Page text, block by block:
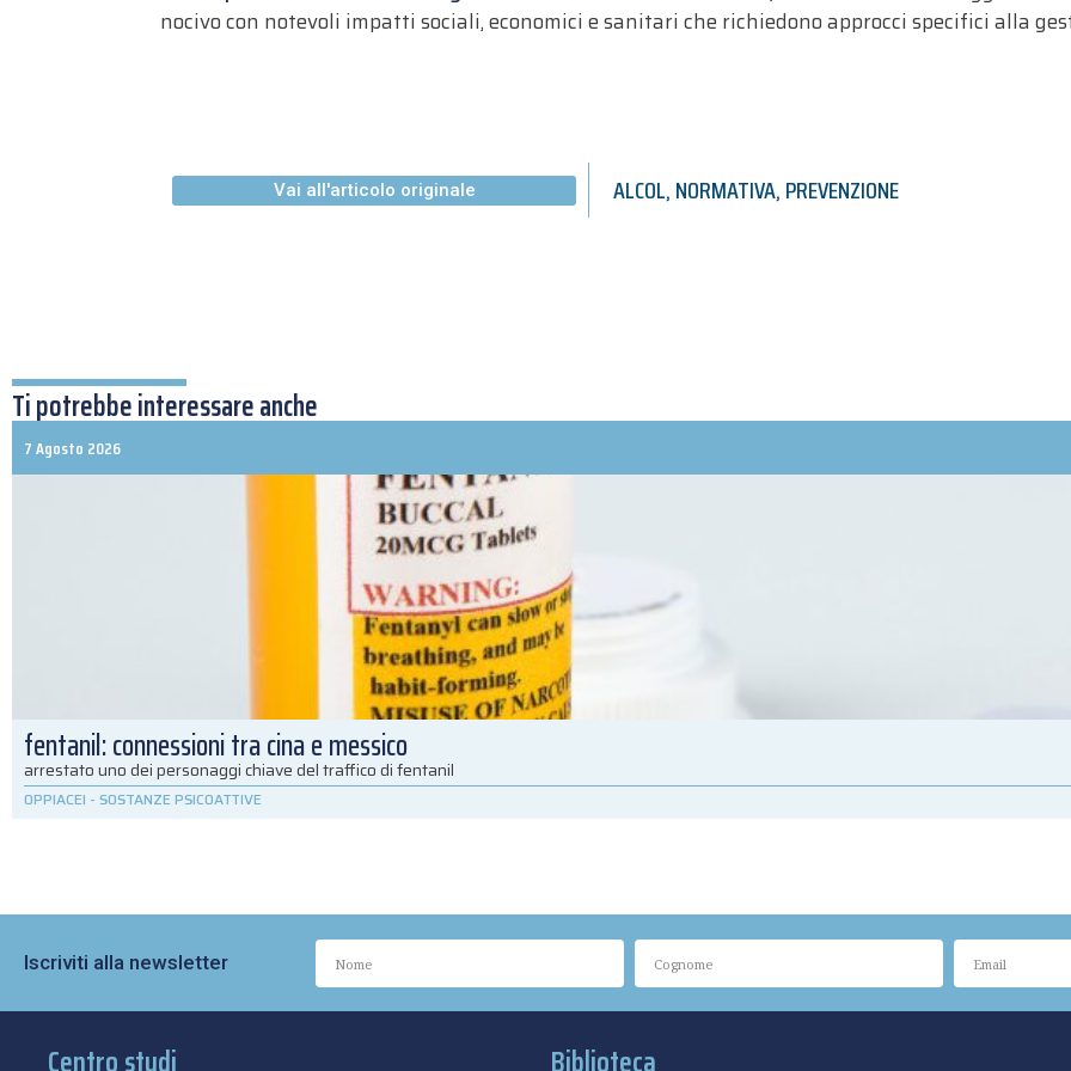
nocivo con notevoli impatti sociali, economici e sanitari che richiedono approcci specifici alla
Vai all'articolo originale ALCOL,NORMATIVA,PREVENZIONE
Ti potrebbe interessare anche
7 Agosto 2026
fentanil: connessioni tra cina e messico
arrestato uno dei personaggi chiave del traffico di fentanil
OPPIACEI - SOSTANZE PSICOATTIVE
Iscriviti alla newsletter